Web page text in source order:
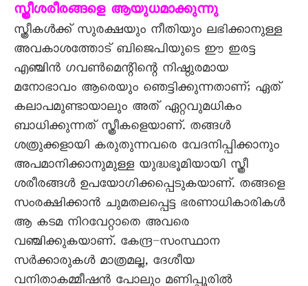
സ്ത്രീശരീരങ്ങളെ ആയുധമാക്കുന്നു
സ്ത്രീകൾക്ക് സുരക്ഷയും നീതിയും ലഭിക്കാനുള്ള
അവകാശത്തോട് ബിജെപിയുടെ ഈ ഇരട്ട
എഞ്ചിൻ ഗവൺമെന്റിന്റെ നിഷ്ഠുരമായ
മനോഭാവം ആരെയും ഞെട്ടിക്കുന്നതാണ്; ഏത്
കലാപമുണ്ടായാലും അത് ഏറ്റവുമധികം
ബാധിക്കുന്നത് സ്ത്രീകളെയാണ്. തങ്ങൾ
ശത്രുക്കളായി കരുതുന്നവരെ വേദനിപ്പിക്കാനും
അപമാനിക്കാനുമുള്ള യുദ്ധഭൂമിയായി സ്ത്രീ
ശരീരങ്ങൾ ഉപയോഗിക്കപ്പെടുകയാണ്. തങ്ങളെ
സംരക്ഷിക്കാൻ ചുമതലപ്പെട്ട ഭരണാധികാരികൾ
ആ കടമ നിറവേറ്റാതെ അവരെ
വഞ്ചിക്കുകയാണ്. കേന്ദ്ര–സംസ്ഥാന
സർക്കാരുകൾ മാത്രമല്ല, ദേശീയ
വനിതാകമ്മീഷൻ പോലും മണിപ്പൂരിൽ